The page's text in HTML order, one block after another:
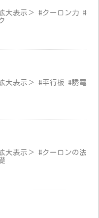
大表示＞ #クーロン力 #
大表示＞ #平行板 #誘電
大表示＞ #クーロンの法